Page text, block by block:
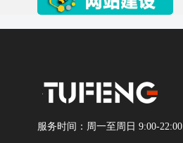
服务时间： 周一至周日 9:00-22:00